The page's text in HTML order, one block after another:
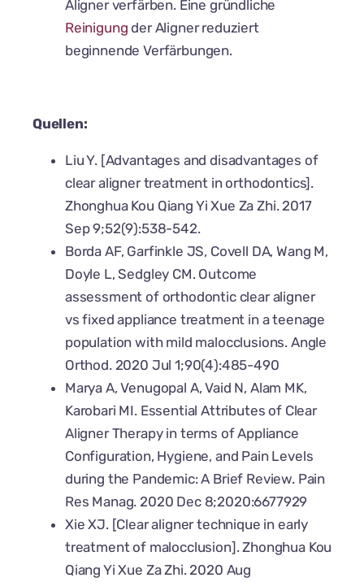
Aligner verfärben. Eine gründliche
Reinigung der Aligner reduziert
beginnende Verfärbungen.
Quellen:
Liu Y. [Advantages and disadvantages of
clear aligner treatment in orthodontics].
Zhonghua Kou Qiang Yi Xue Za Zhi. 2017
Sep 9;52(9):538-542.
Borda AF, Garfinkle JS, Covell DA, Wang M,
Doyle L, Sedgley CM. Outcome
assessment of orthodontic clear aligner
vs fixed appliance treatment in a teenage
population with mild malocclusions. Angle
Orthod. 2020 Jul 1;90(4):485-490
Marya A, Venugopal A, Vaid N, Alam MK,
Karobari MI. Essential Attributes of Clear
Aligner Therapy in terms of Appliance
Configuration, Hygiene, and Pain Levels
during the Pandemic: A Brief Review. Pain
Res Manag. 2020 Dec 8;2020:6677929
Xie XJ. [Clear aligner technique in early
treatment of malocclusion]. Zhonghua Kou
Qiang Yi Xue Za Zhi. 2020 Aug